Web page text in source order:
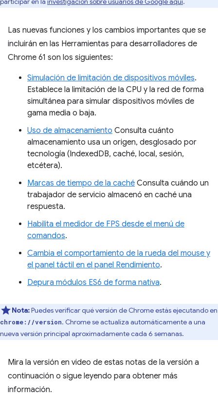
Las nuevas funciones y los cambios importantes que se
incluirán en las Herramientas para desarrolladores de
Chrome 61 son los siguientes:
Simulación de limitación de dispositivos móviles.
Establece la limitación de la CPU y la red de forma
simultánea para simular dispositivos móviles de
gama media o baja.
Uso de almacenamiento Consulta cuánto
almacenamiento usa un origen, desglosado por
tecnología (IndexedDB, caché, local, sesión,
etcétera).
Marcas de tiempo de la caché Consulta cuándo un
trabajador de servicio almacenó en caché una
respuesta.
Habilita el medidor de FPS desde el menú de
comandos.
Cambia el comportamiento de la rueda del mouse y
el panel táctil en el panel Rendimiento.
Depura módulos ES6 de forma nativa.
Nota:Puedes verificar qué versión de Chrome estás ejecutando en
chrome://version. Chrome se actualiza automáticamente a una
nueva versión principal aproximadamente cada 6 semanas.
Mira la versión en video de estas notas de la versión a
continuación o sigue leyendo para obtener más
información.